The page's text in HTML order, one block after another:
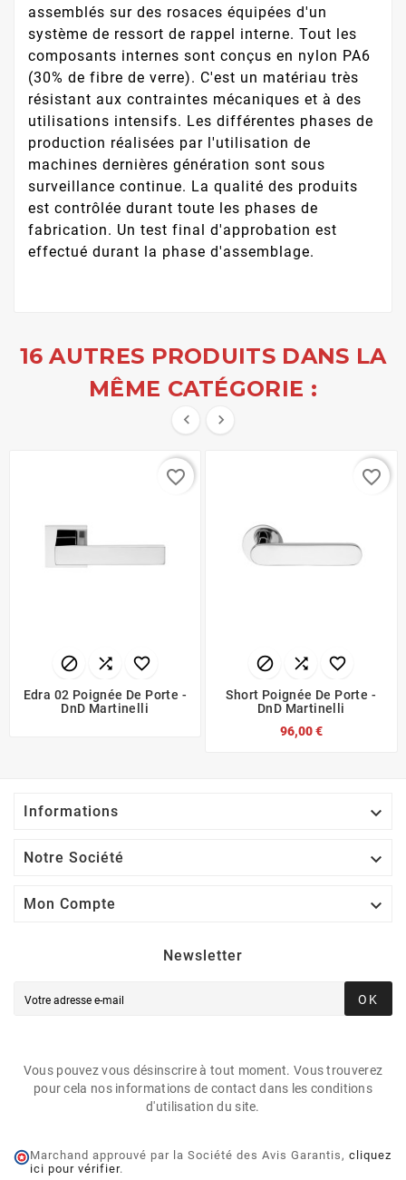
assemblés sur des rosaces équipées d'un
système de ressort de rappel interne. Tout les
composants internes sont conçus en nylon PA6
(30% de fibre de verre). C'est un matériau très
résistant aux contraintes mécaniques et à des
utilisations intensifs. Les différentes phases de
production réalisées par l'utilisation de
machines dernières génération sont sous
surveillance continue. La qualité des produits
est contrôlée durant toute les phases de
fabrication. Un test final d'approbation est
effectué durant la phase d'assemblage.
16 AUTRES PRODUITS DANS LA
MÊME CATÉGORIE :
 
  
Edra 02 Poignée De Porte -
DnD Martinelli
favorite_border
  
Short Poignée De Porte -
DnD Martinelli
96,00 €
favorite_border
Informations 
Notre Société 
Mon Compte 
Newsletter
OK
Vous pouvez vous désinscrire à tout moment. Vous trouverez
pour cela nos informations de contact dans les conditions
d'utilisation du site.
Marchand approuvé par la Société des Avis Garantis, cliquez
ici pour vérifier.